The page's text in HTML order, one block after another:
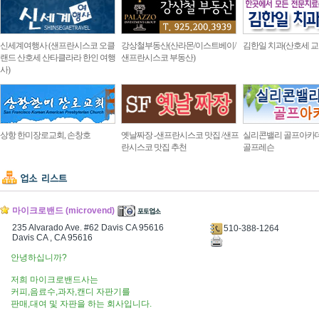
신세계여행사 (샌프란시스코 오클
랜드 산호세 산타클라라 한인 여행
사)
강상철부동산(산라몬/이스트베이/
샌프란시스코 부동산)
김한일 치과(산호세
상항 한미장로교회, 손창호
옛날짜장 -샌프란시스코 맛집 /샌프
란시스코 맛집 추천
실리콘밸리 골프아카
골프레슨
마이크로밴드 (microvend)
235 Alvarado Ave. #62 Davis CA 95616
Davis CA , CA 95616
510-388-1264
안녕하십니까?
저희 마이크로밴드사는
커피,음료수,과자,캔디 자판기를
판매,대여 및 자판을 하는 회사입니다.